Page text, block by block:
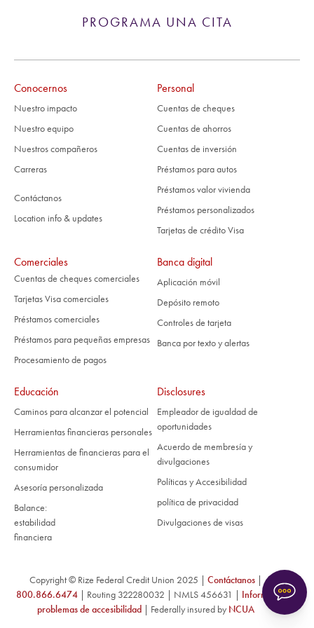
PROGRAMA UNA CITA
Conocernos
Nuestro impacto
Nuestro equipo
Nuestros compañeros
Carreras
Contáctanos
Location info & updates
Personal
Cuentas de cheques
Cuentas de ahorros
Cuentas de inversión
Préstamos para autos
Préstamos valor vivienda
Préstamos personalizados
Tarjetas de crédito Visa
Comerciales
Cuentas de cheques comerciales
Tarjetas Visa comerciales
Préstamos comerciales
Préstamos para pequeñas empresas
Procesamiento de pagos
Banca digital
Aplicación móvil
Depósito remoto
Controles de tarjeta
Banca por texto y alertas
Educación
Caminos para alcanzar el potencial
Herramientas financieras personales
Herramientas de financieras para el
consumidor
Asesoría personalizada
Balance:
estabilidad
financiera
Disclosures
Empleador de igualdad de
oportunidades
Acuerdo de membresía y
divulgaciones
Políticas y Accesibilidad
política de privacidad
Divulgaciones de visas
Copyright © Rize Federal Credit Union 2025 | Contáctanos |
800.866.6474 | Routing 322280032 | NMLS 456631 | Informar
problemas de accesibilidad | Federally insured by NCUA